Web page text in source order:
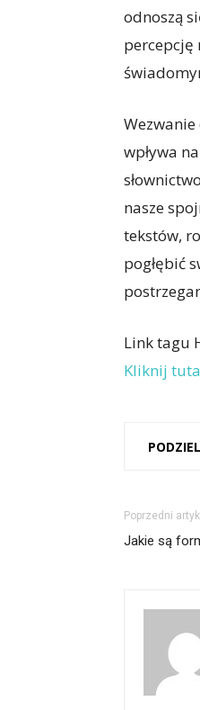
odnoszą
percepcję
wpływa
nasze
tekstów,
pogłębić
Link tagu
Kliknij
Poprzedni
Jakie są